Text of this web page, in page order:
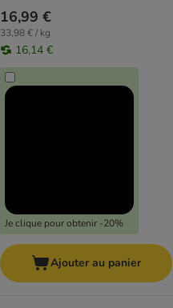
16,99 €
33,98 € / kg
16,14 €
Je clique pour obtenir -20%
Ajouter au panier